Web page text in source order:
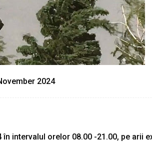
2024
intervalul orelor 08.00 -21.00, pe arii